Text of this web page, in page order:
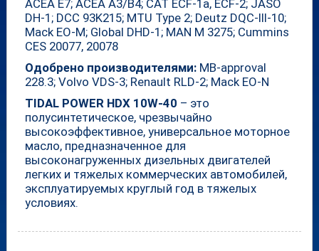
ACEA E7; ACEA A3/B4; CAT ECF-1a, ECF-2; JASO
DH-1; DCC 93K215; MTU Type 2; Deutz DQC-III-10;
Mack EO-M; Global DHD-1; MAN M 3275; Cummins
CES 20077, 20078
Одобрено производителями:MB-approval
228.3; Volvo VDS-3; Renault RLD-2; Mack EO-N
TIDAL POWER HDX 10W-40 – это
полусинтетическое, чрезвычайно
высокоэффективное, универсальное моторное
масло, предназначенное для
высоконагруженных дизельных двигателей
легких и тяжелых коммерческих автомобилей,
эксплуатируемых круглый год в тяжелых
условиях.